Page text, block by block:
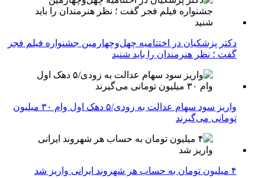
دکتر پزشکیان در اختتامیه چهل‌وچهارمین جشنواره فیلم فجر
گفت ؛ نظر هنرمندان را باید شنید
واریز سود سهام عدالت به زودی/۵ دهک اول وام ۳۰ میلیون
تومانی می‌گیرند
۴ میلیون تومان به حساب هر شهروند ایرانی واریز شد